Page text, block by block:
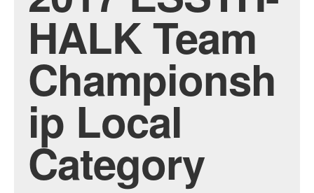
chesstu.be @ discord
LoginHALK Team
Championsh
ip Local
Category